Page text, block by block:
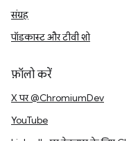
संग्रह
पॉडकास्ट और टीवी शो
फ़ॉलो करें
X पर @ChromiumDev
YouTube